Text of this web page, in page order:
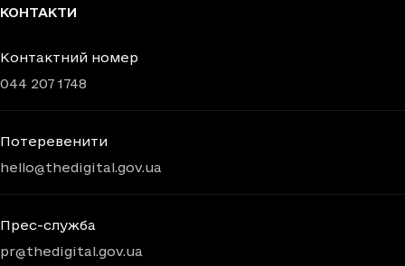
КОНТАКТИ
Контактний номер
044 207 1748
Потеревенити
hello@thedigital.gov.ua
Прес-служба
pr@thedigital.gov.ua